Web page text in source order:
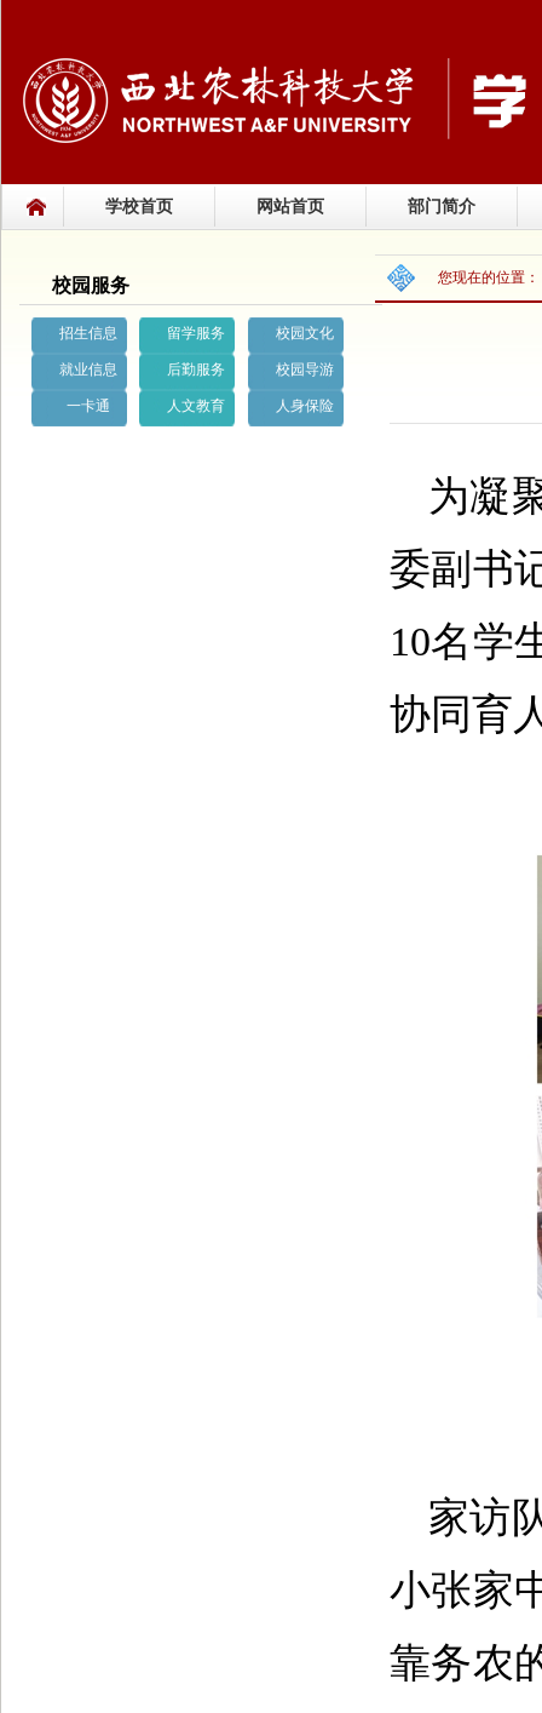
学校首页 网站首页 部门简介
校园服务
招生信息 留学服务 校园文化
就业信息 后勤服务 校园导游
一卡通 人文教育 人身保险
您现在的位置：
为凝
委副书
10名学
协同育
家访
小张家
靠务农